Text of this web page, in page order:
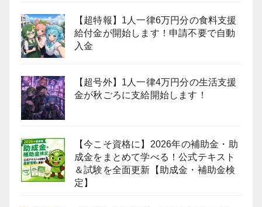
【超特報】1人一律6万円分の食料支援
給付金が開始します！申請不要で自動
入金
【超号外】1人一律4万円分の生活支援
金が秋ごろに支給開始します！
【今こそ資格に】2026年の補助金・助
成金をまとめて学べる！公式テキスト
＆試験を全面更新【助成金・補助金検
定】